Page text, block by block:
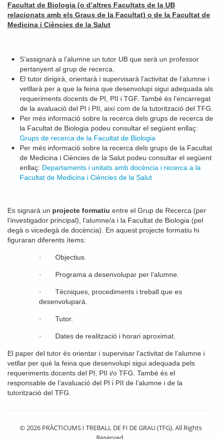
Facultat de Biologia (o d’altres Facultats de la UB
relacionats amb els Graus de la Facultat) o de la Facultat de
Medicina i Ciències de la Salut
S’assignarà a l’alumne un tutor UB que serà un professor
pertanyent al grup de recerca.
El tutor dirigirà, orientarà i supervisarà l’activitat de l’alumne i
vetllarà per a que la feina que desenvolupi sigui adequada als
requeriments docents de PI, PII i TGF. També és l’encarregat
de la avaluació del PI i PII, així com de la tutorització del TFG.
Per més informació sobre la recerca dels grups de recerca de
la Facultat de Biologia podeu consultar el següent enllaç:
Grups de recerca de la Facultat de Biologia
Per més informació sobre la recerca dels grups de la Facultat
de Medicina i Ciències de la Salut podeu consultar el següent
enllaç: Departaments i unitats amb docència i recerca a la
Facultat de Medicina i Ciències de la Salut
Es signarà un projecte formatiu entre el Grup de Recerca (per
l’investigador principal), l’alumne/a i la Facultat de Biologia (pel
degà o vicedegà de docència). En aquest projecte formatiu hi
figuraran diferents ítems:
· Objectius.
· Programa a desenvolupar per l’alumne.
· Tècniques, procediments i treball que es
desenvoluparà.
· Tutor.
· Dates de realització i horari aproximat.
El paper del tutor és orientar i supervisar l’activitat de l’alumne i
vetllar per què la feina que desenvolupi sigui adequada pels
requeriments docents del PI, PII i/o TFG. També és el
responsable de l’avaluació del PI i PII de l’alumne i de la
tutorització del TFG.
© 2026 PRÀCTICUMS I TREBALL DE FI DE GRAU (TFG). All Rights